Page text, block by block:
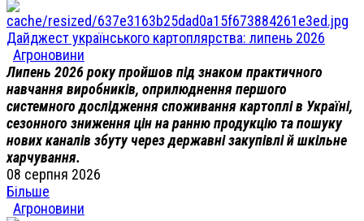
Дайджест українського картоплярства: липень 2026
Агроновини
Липень 2026 року пройшов під знаком практичного
навчання виробників, оприлюднення першого
системного дослідження споживання картоплі в Україні,
сезонного зниження цін на ранню продукцію та пошуку
нових каналів збуту через державні закупівлі й шкільне
харчування.
08 серпня 2026
Більше
Агроновини